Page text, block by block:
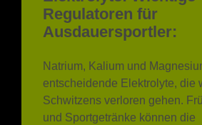
Natrium, Kalium und
Schwitzens verloren gehen.
und Sportgetränke können die
Elektrolytbalance
Müdigkeit verhindern.